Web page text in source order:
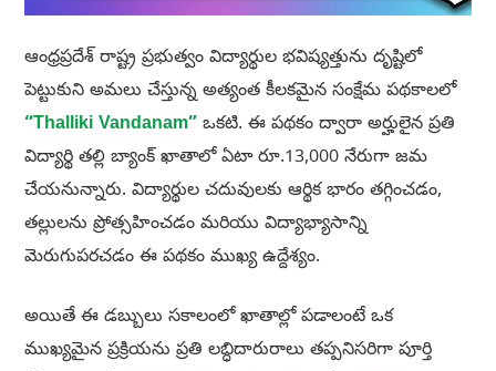
ఆంధ్రప్రదేశ్ రాష్ట్ర ప్రభుత్వం విద్యార్థుల భవిష్యత్తును దృష్టిలో
పెట్టుకుని అమలు చేస్తున్న అత్యంత కీలకమైన సంక్షేమ పథకాలలో
“Thalliki Vandanam” ఒకటి. ఈ పథకం ద్వారా అర్హులైన ప్రతి
విద్యార్థి తల్లి బ్యాంక్ ఖాతాలో ఏటా రూ.13,000 నేరుగా జమ
చేయనున్నారు. విద్యార్థుల చదువులకు ఆర్థిక భారం తగ్గించడం,
తల్లులను ప్రోత్సహించడం మరియు విద్యాభ్యాసాన్ని
మెరుగుపరచడం ఈ పథకం ముఖ్య ఉద్దేశ్యం.
అయితే ఈ డబ్బులు సకాలంలో ఖాతాల్లో పడాలంటే ఒక
ముఖ్యమైన ప్రక్రియను ప్రతి లబ్ధిదారురాలు తప్పనిసరిగా పూర్తి